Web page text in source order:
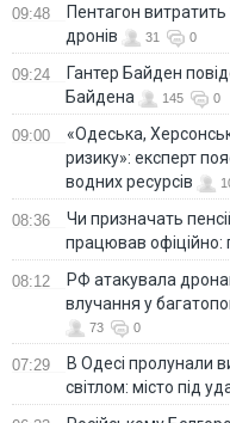
09:48
Пентагон
дронів
31 0
09:24
Гантер Байден
Байдена
145 0
09:00
«Одеська,
ризику»: експерт
водних ресурсів
08:36
Чи призначать
працював офіційно:
08:12
РФ атакувала
влучання у
73 0
07:29
В Одесі пролунали
світлом: місто під